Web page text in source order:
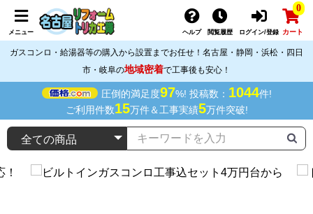
メニュー ヘルプ 閲覧履歴 ログイン/登録
0
カート
ガスコンロ・給湯器等の購入から設置までお任せ！名古屋・静岡・浜松・四日
市・岐阜の地域密着で工事後も安心！
圧倒的満足度97%! 投稿数： 1044件!
ご利用件数15万件＆工事実績5万件突破!